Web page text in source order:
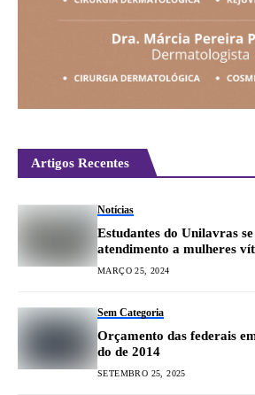
Artigos Recentes
Notícias
Estudantes do Unilavras
atendimento a mulheres
MARÇO 25, 2024
Sem Categoria
Orçamento das federais
do de 2014
SETEMBRO 25, 2025